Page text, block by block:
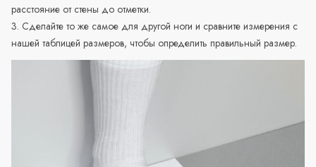
расстояние от стены до отметки.
3. Сделайте то же самое для другой ноги и сравните измерения с
нашей таблицей размеров, чтобы определить правильный размер.